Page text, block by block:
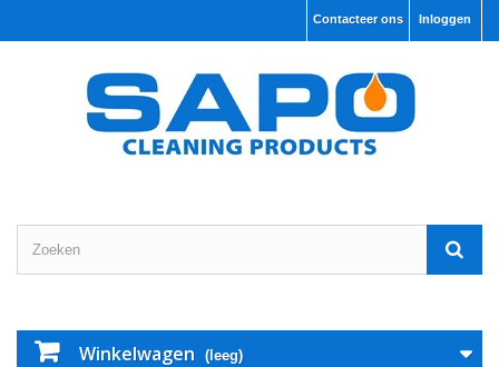
Inloggen
Contacteer ons
Winkelwagen (leeg)